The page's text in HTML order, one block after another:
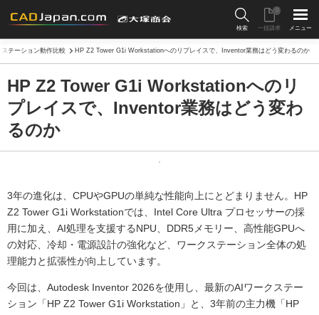
検索 一括請求
0
メニュー
テーション動作比較 HP Z2 Tower G1i Workstationへのリプレイスで、Inventor業務はどう変わるのか
HP Z2 Tower G1i Workstationへのリ
プレイスで、Inventor業務はどう変わ
るのか
3年の進化は、CPUやGPUの単純な性能向上にとどまりません。HP
Z2 Tower G1i Workstationでは、Intel Core Ultra プロセッサーの採
用に加え、AI処理を支援するNPU、DDR5メモリー、高性能GPUへ
の対応、冷却・電源設計の強化など、ワークステーション全体の処
理能力と拡張性が向上しています。
今回は、Autodesk Inventor 2026を使用し、最新のAIワークステー
ション「HP Z2 Tower G1i Workstation」と、3年前の主力機「HP